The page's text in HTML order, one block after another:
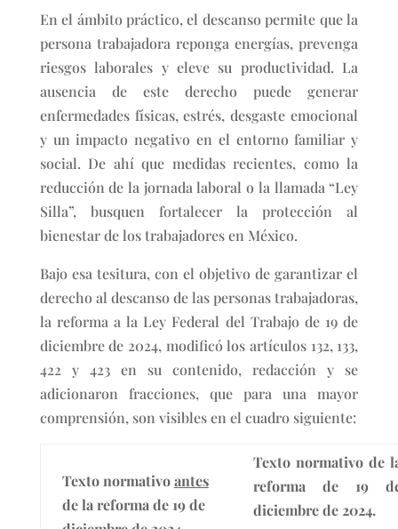
En el ámbito práctico, el descanso permite que la
persona trabajadora reponga energías, prevenga
riesgos laborales y eleve su productividad. La
ausencia de este derecho puede generar
enfermedades físicas, estrés, desgaste emocional
y un impacto negativo en el entorno familiar y
social. De ahí que medidas recientes, como la
reducción de la jornada laboral o la llamada “Ley
Silla”, busquen fortalecer la protección al
bienestar de los trabajadores en México.
Bajo esa tesitura, con el objetivo de garantizar el
derecho al descanso de las personas trabajadoras,
la reforma a la Ley Federal del Trabajo de 19 de
diciembre de 2024, modificó los artículos 132, 133,
422 y 423 en su contenido, redacción y se
adicionaron fracciones, que para una mayor
comprensión, son visibles en el cuadro siguiente:
Texto normativoantes
de la reforma de 19 de
Texto normativo de
reforma de 19
diciembre de 2024.